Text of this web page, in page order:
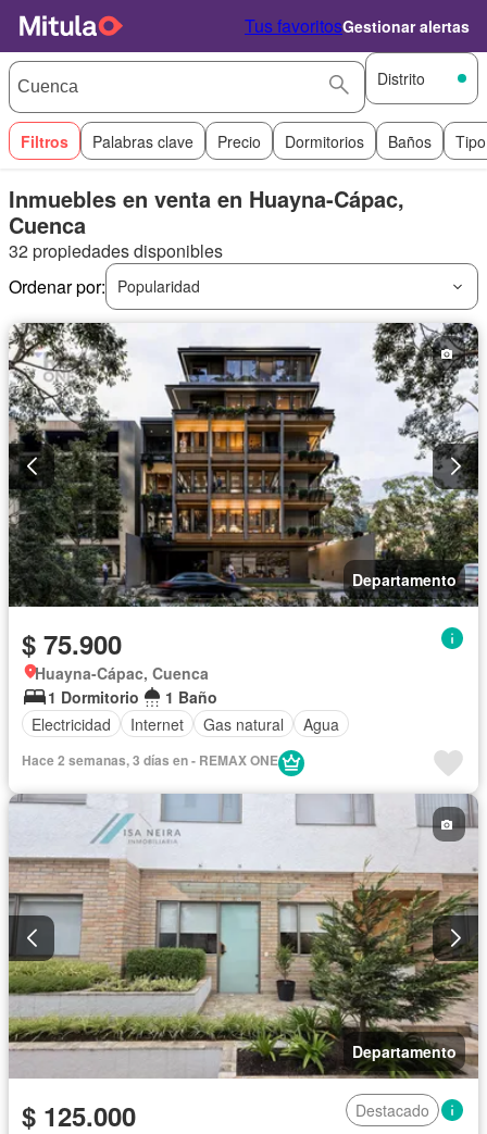
Tus favoritosGestionar alertas
Distrito
Filtros Palabras clave Precio Dormitorios Baños
Inmuebles en venta en Huayna-Cápac,
Cuenca
32 propiedades disponibles
Ordenar por:
Popularidad
Departamento
$ 75.900
Huayna-Cápac, Cuenca
1 Dormitorio
1 Baño
Electricidad
Internet Gas natural Agua
Hace 2 semanas, 3 días en - REMAX ONE
Departamento
$ 125.000
Destacado